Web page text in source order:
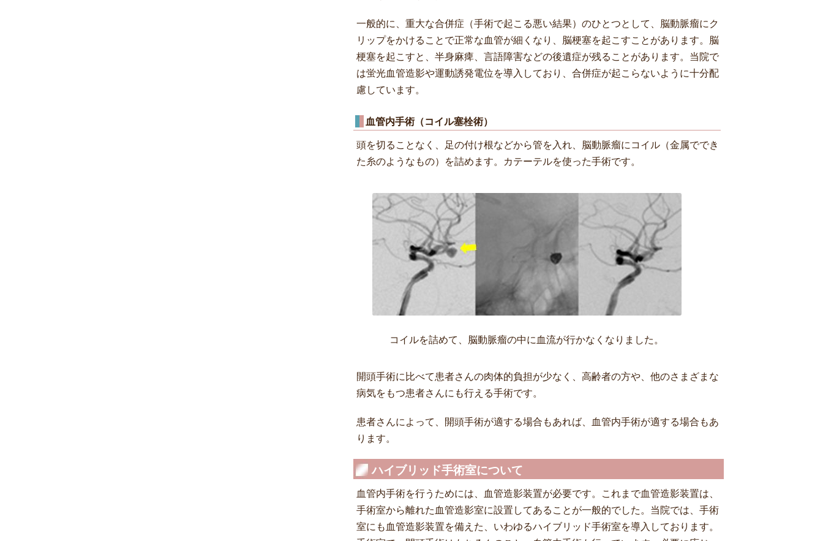
一般的に、重大な合併症（手術で起こる悪い結果）のひとつとして、脳動脈瘤にク
リップをかけることで正常な血管が細くなり、脳梗塞を起こすことがあります。脳
梗塞を起こすと、半身麻痺、言語障害などの後遺症が残ることがあります。当院で
は蛍光血管造影や運動誘発電位を導入しており、合併症が起こらないように十分配
慮しています。
血管内手術（コイル塞栓術）
頭を切ることなく、足の付け根などから管を入れ、脳動脈瘤にコイル（金属ででき
た糸のようなもの）を詰めます。カテーテルを使った手術です。
コイルを詰めて、脳動脈瘤の中に血流が行かなくなりました。
開頭手術に比べて患者さんの肉体的負担が少なく、高齢者の方や、他のさまざまな
病気をもつ患者さんにも行える手術です。
患者さんによって、開頭手術が適する場合もあれば、血管内手術が適する場合もあ
ります。
ハイブリッド手術室について
血管内手術を行うためには、血管造影装置が必要です。これまで血管造影装置は、
手術室から離れた血管造影室に設置してあることが一般的でした。当院では、手術
室にも血管造影装置を備えた、いわゆるハイブリッド手術室を導入しております。